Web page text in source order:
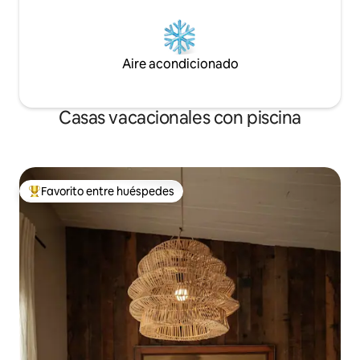
Aire acondicionado
Casas vacacionales con piscina
Favorito entre huéspedes preferido
Favorito entre huéspedes